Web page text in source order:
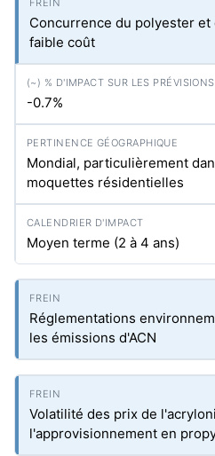
Concurrence du polyester et
faible coût
-0.7%
Mondial, particulièrement
moquettes résidentielles
Moyen terme (2 à 4 ans)
Réglementations
les émissions d'ACN
Volatilité des prix de
l'approvisionnement en